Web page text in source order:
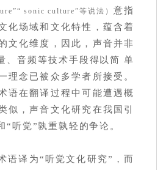
sonic culture”等说法）意指
化场域和文化特性，蕴含着
文化维度，因此，声音并非
、音频等技术手段得以简 单
理念已被众多学者所接受。
语在翻译过程中可能遭遇概
似，声音文化研究在我国引
“听觉”孰重孰轻的争论。
语译为“听觉文化研究”，而